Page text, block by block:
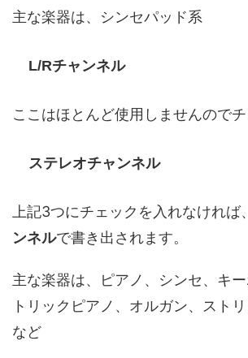
主な楽器は、シンセパッド系
L/Rチャンネル
ここはほとんど使用しませんのでチ
ステレオチャンネル
上記3つにチェックを入れなければ、
ンネルで書き出されます。
主な楽器は、ピアノ、シンセ、キ
トリックピアノ、オルガン、スト
など